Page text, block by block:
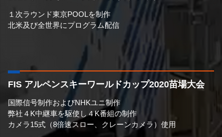
１次ラウンド東京POOLを制作
北米及び全世界にプログラム配信
FIS アルペンスキーワールドカップ2020苗場大会
国際信号制作およびNHKユニ制作
弊社４K中継車を駆使し４K番組の制作
カメラ15式（8倍速スロー、クレーンカメラ）使用